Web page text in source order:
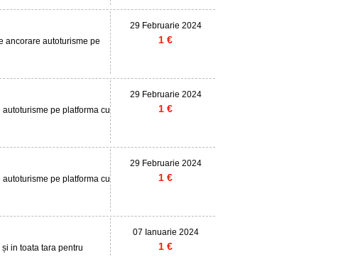
ancorare autoturisme pe
29 Februarie 2024
1 €
pe platforma cu
29 Februarie 2024
1 €
pe platforma cu
29 Februarie 2024
1 €
in toata tara pentru
07 Ianuarie 2024
1 €